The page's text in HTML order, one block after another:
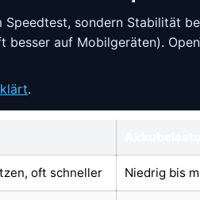
sondern Stabilität
auf Mobilgeräten).
.
oft schneller Niedrig bis